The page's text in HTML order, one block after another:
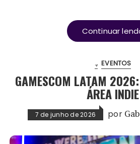
Continuar
. EVENTOS
GAMESCOM LATAM
ÁREA INDIE
7 de junho de 2026 por